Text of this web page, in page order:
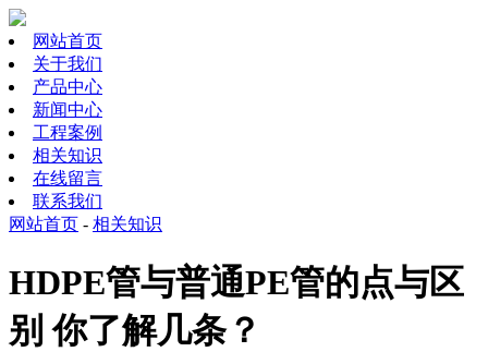
网站首页
关于我们
产品中心
新闻中心
工程案例
相关知识
在线留言
联系我们
网站首页 - 相关知识
HDPE管与普通PE管的点与区
别 你了解几条？